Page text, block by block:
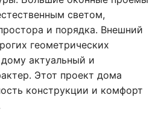
светом,
и порядка. Внешний
геометрических
актуальный и
Этот проект дома
конструкции и комфорт